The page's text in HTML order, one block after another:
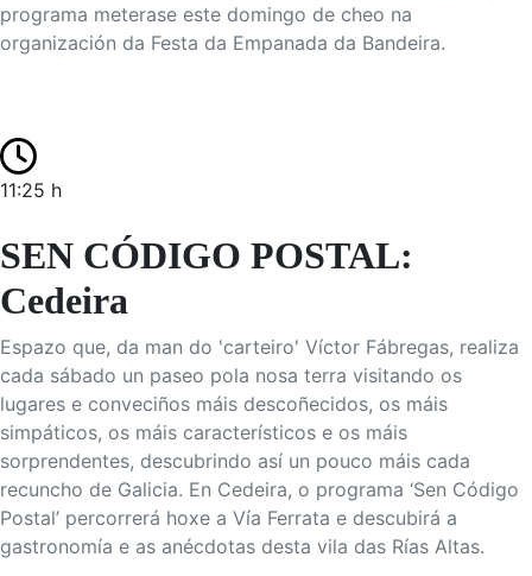
programa meterase este domingo de cheo na
organización da Festa da Empanada da Bandeira.
11:25 h
SEN CÓDIGO POSTAL:
Cedeira
Espazo que, da man do 'carteiro' Víctor Fábregas, realiza
cada sábado un paseo pola nosa terra visitando os
lugares e conveciños máis descoñecidos, os máis
simpáticos, os máis característicos e os máis
sorprendentes, descubrindo así un pouco máis cada
recuncho de Galicia. En Cedeira, o programa ‘Sen Código
Postal’ percorrerá hoxe a Vía Ferrata e descubirá a
gastronomía e as anécdotas desta vila das Rías Altas.